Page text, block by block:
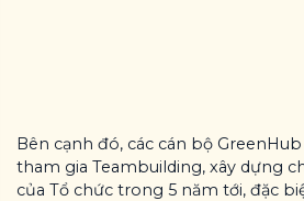
Bên cạnh đó, các cán bộ
tham gia Teambuilding, xây dựng
của Tổ chức trong 5 năm tới, đặc